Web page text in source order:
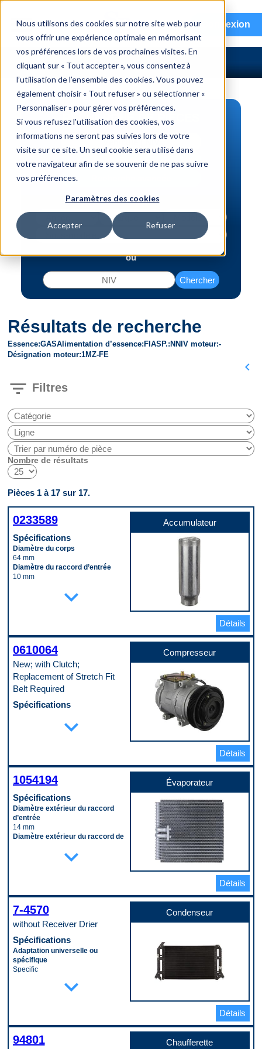
Nous utilisons des cookies sur notre site web pour
vous offrir une expérience optimale en mémorisant
vos préférences lors de vos prochaines visites. En
cliquant sur « Tout accepter », vous consentez à
l’utilisation de l’ensemble des cookies. Vous pouvez
également choisir « Tout refuser » ou sélectionner «
Personnaliser » pour gérer vos préférences.
Si vous refusez l'utilisation des cookies, vos
informations ne seront pas suivies lors de votre
visite sur ce site. Un seul cookie sera utilisé dans
votre navigateur afin de se souvenir de ne pas suivre
vos préférences.
Paramètres des cookies
Accepter Refuser
menu Connexion
RECHERCHE DE PIÈCES
Véhicule | NIV
Numéro de pièce | interchange
ou
Chercher
Résultats de recherche
Essence GASAlimentation d’essence FI ASP. N NIV moteur -
Désignation moteur 1MZ-FE
chevron_left
filter_list Filtres
Nombre de résultats
Pièces 1 à 17 sur 17.
0233589
Spécifications
Diamètre du corps
64 mm
Diamètre du raccord d’entrée
10 mm
expand_more
Accumulateur
Détails
0610064
New; with Clutch;
Replacement of Stretch Fit
Belt Required
Spécifications
Quantité de bornes
Direct
W
expand_more
Compresseur
Détails
1054194
Spécifications
Diamètre extérieur du raccord
d’entrée
14 mm
Diamètre extérieur du raccord de
Aluminum
Profondeur
Type de raccord d’entrée
(mâle/femelle)
Male
Type de raccord de sortie
expand_more
Évaporateur
Détails
7-4570
without Receiver Drier
Spécifications
Adaptation universelle ou
spécifique
Specific
376 mm
Longueur du cœur
615 mm
expand_more
Condenseur
Détails
94801 Chaufferette